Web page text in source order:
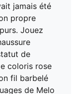
jamais été
propre
Jouez
de
coloris rose
fil barbelé
de Melo